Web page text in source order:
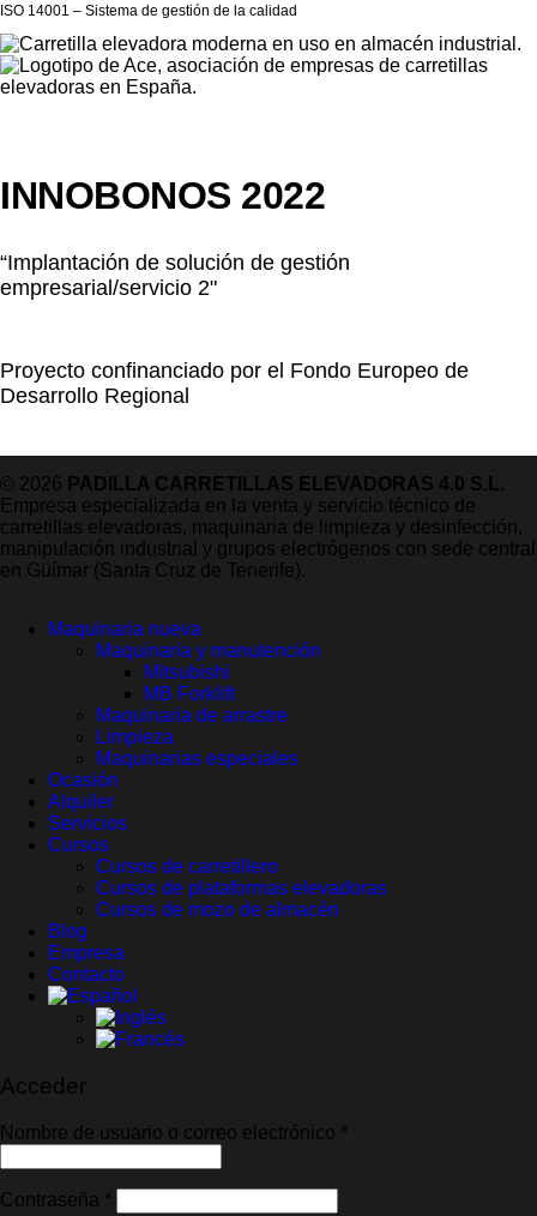
ISO 14001 – Sistema de gestión de la calidad
INNOBONOS 2022
“Implantación de solución de gestión
empresarial/servicio 2"
Proyecto confinanciado por el Fondo Europeo de
Desarrollo Regional
© 2026 PADILLA CARRETILLAS ELEVADORAS 4.0 S.L.
Empresa especializada en la venta y servicio técnico de
carretillas elevadoras, maquinaria de limpieza y desinfección,
manipulación industrial y grupos electrógenos con sede central
en Güímar (Santa Cruz de Tenerife).
Maquinaria nueva
Maquinaria y manutención
Mitsubishi
MB Forklift
Maquinaria de arrastre
Limpieza
Maquinarias especiales
Ocasión
Alquiler
Servicios
Cursos
Cursos de carretillero
Cursos de plataformas elevadoras
Cursos de mozo de almacén
Blog
Empresa
Contacto
Acceder
Nombre de usuario o correo electrónico *
Contraseña *